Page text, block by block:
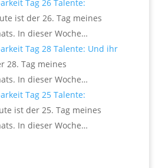
Tag 26 Talente:
ist der 26. Tag meines
In dieser Woche…
Tag 28 Talente: Und ihr
28. Tag meines
In dieser Woche…
Tag 25 Talente:
ist der 25. Tag meines
In dieser Woche…